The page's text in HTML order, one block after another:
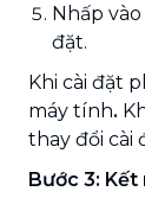
Nhấp
đặt.
Khi cài đặt
máy tính.
thay đổi cài
Bước 3: